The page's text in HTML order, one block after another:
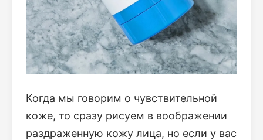
Когда мы говорим о чувствительной
коже, то сразу рисуем в воображении
раздраженную кожу лица, но если у вас